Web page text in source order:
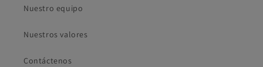
Nuestro equipo
Nuestros valores
Contáctenos